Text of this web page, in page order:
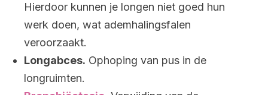
Hierdoor kunnen je longen niet goed hun
werk doen, wat ademhalingsfalen
veroorzaakt.
Longabces. Ophoping van pus in de
longruimten.